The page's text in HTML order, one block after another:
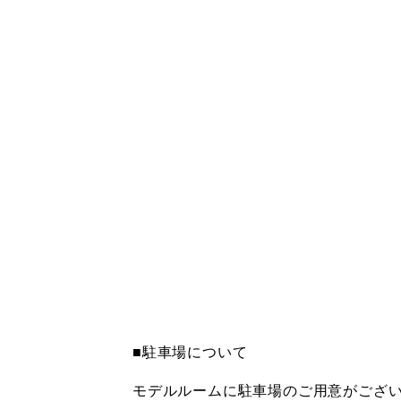
■駐車場について
モデルルームに駐車場のご用意がござい